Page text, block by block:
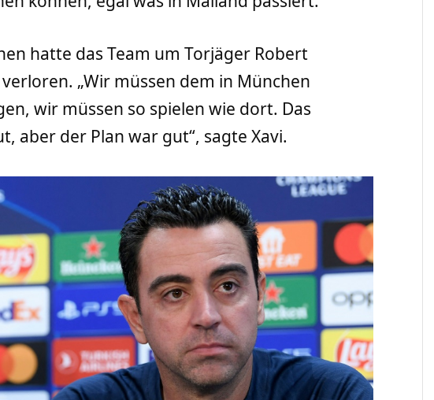
hatte das Team um Torjäger Robert
„Wir müssen dem in München
wir müssen so spielen wie dort. Das
aber der Plan war gut“, sagte Xavi.